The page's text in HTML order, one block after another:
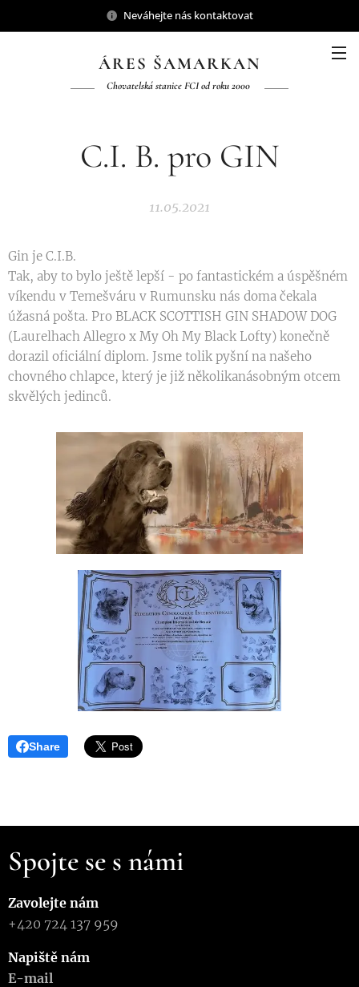
Neváhejte nás kontaktovat
ÁRES ŠAMARKAN
Chovatelská stanice FCI od roku 2000
C.I. B. pro GIN
11.05.2021
Gin je C.I.B.
Tak, aby to bylo ještě lepší - po fantastickém a úspěšném
víkendu v Temešváru v Rumunsku nás doma čekala
úžasná pošta. Pro BLACK SCOTTISH GIN SHADOW DOG
(Laurelhach Allegro x My Oh My Black Lofty) konečně
dorazil oficiální diplom. Jsme tolik pyšní na našeho
chovného chlapce, který je již několikanásobným otcem
skvělých jedinců.
Share
Spojte se s námi
Zavolejte nám
+420 724 137 959
Napiště nám
E-mail